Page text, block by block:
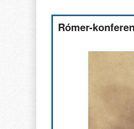
Rómer-